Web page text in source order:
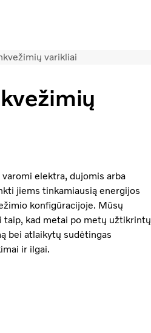
PrisijungtiLietuva
varikliai
varomi elektra, dujomis arba
jiems tinkamiausią energijos
konfigūracijoje. Mūsų
taip, kad metai po metų užtikrintų
bei atlaikytų sudėtingas
ir ilgai.